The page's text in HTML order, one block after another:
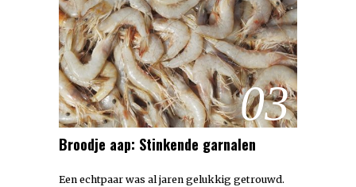
03
Broodje aap: Stinkende garnalen
Een echtpaar was al jaren gelukkig getrouwd.